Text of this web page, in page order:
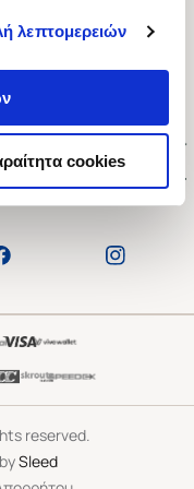
λεπτομερειών
cookies
106 79
21:00
reserved.
Sleed